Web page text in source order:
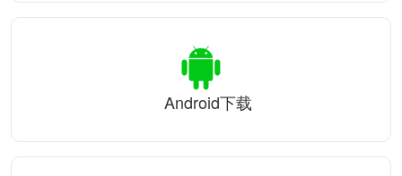
Android下载